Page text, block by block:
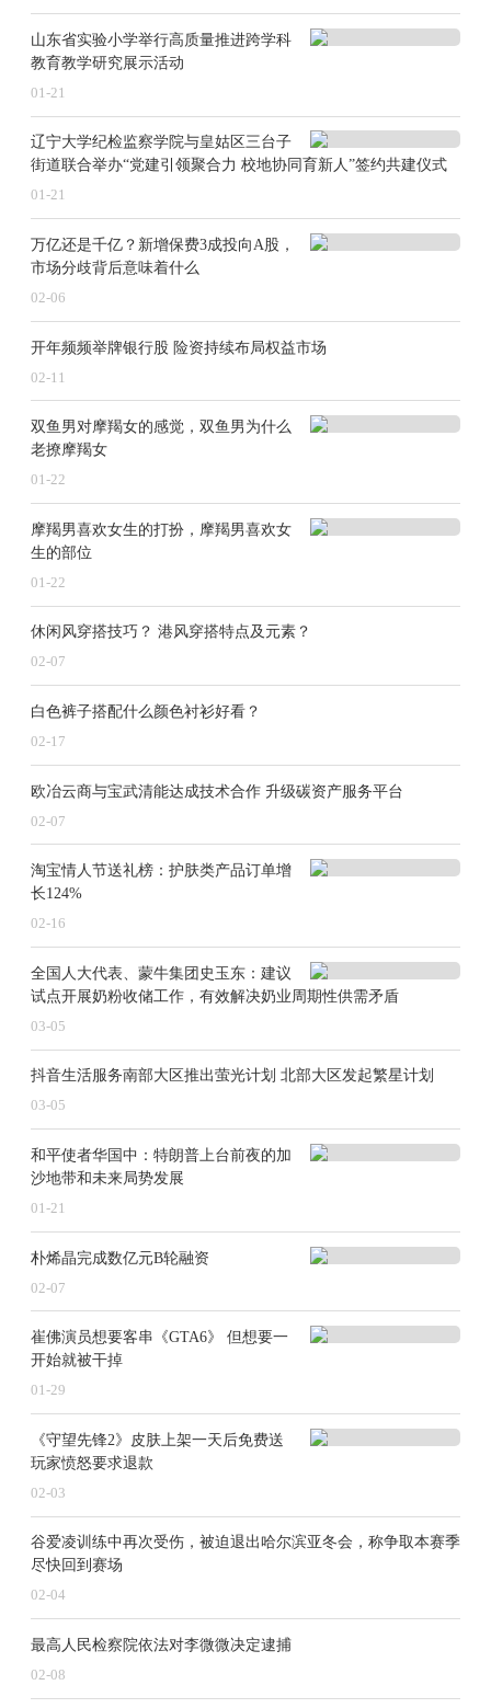
山东省实验小学举行高质量推进跨学科
教育教学研究展示活动
01-21
辽宁大学纪检监察学院与皇姑区三台子
街道联合举办“党建引领聚合力 校地协同育新人”签约共建仪式‌
01-21
万亿还是千亿？新增保费3成投向A股，
市场分歧背后意味着什么
02-06
开年频频举牌银行股 险资持续布局权益市场
02-11
双鱼男对摩羯女的感觉，双鱼男为什么
老撩摩羯女
01-22
摩羯男喜欢女生的打扮，摩羯男喜欢女
生的部位
01-22
休闲风穿搭技巧？ 港风穿搭特点及元素？
02-07
白色裤子搭配什么颜色衬衫好看？
02-17
欧冶云商与宝武清能达成技术合作 升级碳资产服务平台
02-07
淘宝情人节送礼榜：护肤类产品订单增
长124%
02-16
全国人大代表、蒙牛集团史玉东：建议
试点开展奶粉收储工作，有效解决奶业周期性供需矛盾
03-05
抖音生活服务南部大区推出萤光计划 北部大区发起繁星计划
03-05
和平使者华国中：特朗普上台前夜的加
沙地带和未来局势发展
01-21
朴烯晶完成数亿元B轮融资
02-07
崔佛演员想要客串《GTA6》 但想要一
开始就被干掉
01-29
《守望先锋2》皮肤上架一天后免费送
玩家愤怒要求退款
02-03
谷爱凌训练中再次受伤，被迫退出哈尔滨亚冬会，称争取本赛季
尽快回到赛场
02-04
最高人民检察院依法对李微微决定逮捕
02-08